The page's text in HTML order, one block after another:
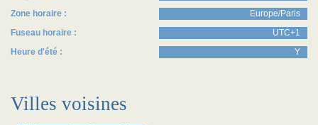
Zone horaire :
Europe/Paris
Fuseau horaire :
UTC+1
Heure d'été :
Y
Villes voisines